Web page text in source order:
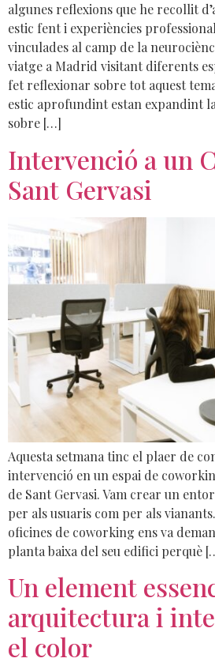
algunes reflexions que he recollit
estic fent i experiències
vinculades al camp de la
viatge a Madrid visitant diferents
fet reflexionar sobre tot aquest
estic aprofundint estan expandint
sobre […]
Intervenció a un
Sant Gervasi
Aquesta setmana tinc el plaer de
intervenció en un espai de
de Sant Gervasi. Vam crear un
per als usuaris com per als
oficines de coworking ens va
planta baixa del seu edifici perquè
Un element
arquitectura i
el color